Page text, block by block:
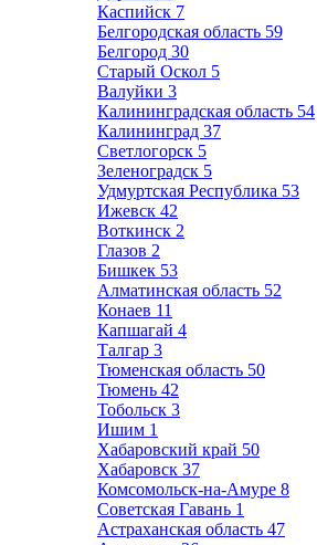
Каспийск 7
Белгородская область 59
Белгород 30
Старый Оскол 5
Валуйки 3
Калининградская область 54
Калининград 37
Светлогорск 5
Зеленоградск 5
Удмуртская Республика 53
Ижевск 42
Воткинск 2
Глазов 2
Бишкек 53
Алматинская область 52
Конаев 11
Капшагай 4
Талгар 3
Тюменская область 50
Тюмень 42
Тобольск 3
Ишим 1
Хабаровский край 50
Хабаровск 37
Комсомольск-на-Амуре 8
Советская Гавань 1
Астраханская область 47